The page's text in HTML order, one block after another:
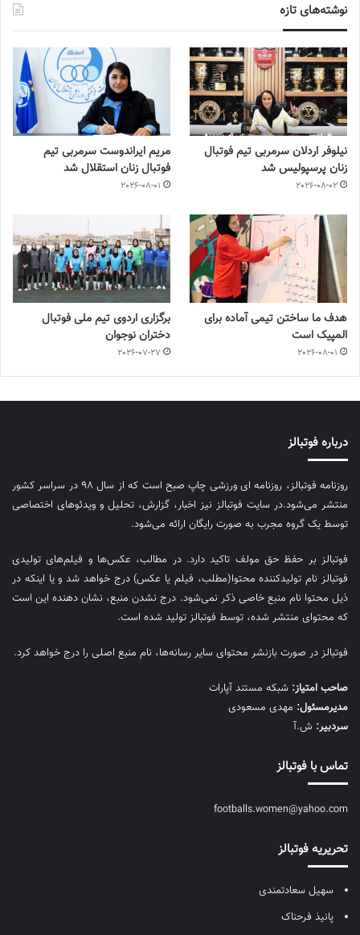
نوشته‌های تازه
نیلوفر اردلان سرمربی تیم فوتبال
زنان پرسپولیس شد
2026-08-02
مریم ایراندوست سرمربی تیم
فوتبال زنان استقلال شد
2026-08-01
هدف ما ساختن تیمی آماده برای
المپیک است
2026-08-01
برگزاری اردوی تیم ملی فوتبال
دختران نوجوان
2026-07-27
درباره فوتبالز
روزنامه فوتبالز، روزنامه ای ورزشی چاپ صبح است که از سال ۹۸ در سراسر کشور
منتشر می‌شود.در سایت فوتبالز نیز اخبار، گزارش، تحلیل و ویدئوهای اختصاصی
توسط یک گروه مجرب به صورت رایگان ارائه می‌شود.
فوتبالز بر حفظ حق مولف تاکید دارد. در مطالب، عکس‌ها و فیلم‌های تولیدی
فوتبالز نام تولیدکننده محتوا(مطلب، فیلم یا عکس) درج خواهد شد و یا اینکه در
ذیل محتوا نام منبع خاصی ذکر نمی‌‎شود. درج نشدن منبع، نشان دهنده این است
که محتوای منتشر شده، توسط فوتبالز تولید شده است.
فوتبالز در صورت بازنشر محتوای سایر رسانه‌ها، نام منبع اصلی را درج خواهد کرد.
صاحب امتیاز: شبکه مستند آپارات
مديرمسئول: مهدی مسعودی
سردبیر: ش.آ
تماس با فوتبالز
footballs.women@yahoo.com
تحریریه فوتبالز
سهیل سعادتمندی
پانیذ فرحناک